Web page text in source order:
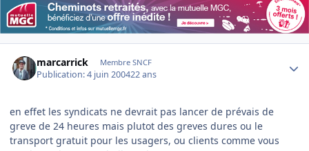
marcarrick Membre SNCF
Publication:4 juin 200422 ans
en effet les syndicats ne devrait pas lancer de prévais de
greve de 24 heures mais plutot des greves dures ou le
transport gratuit pour les usagers, ou clients comme vous